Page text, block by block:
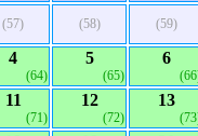
(57) (58) (59)
4
(64)
5
(65)
6
11
(71)
12
(72)
13